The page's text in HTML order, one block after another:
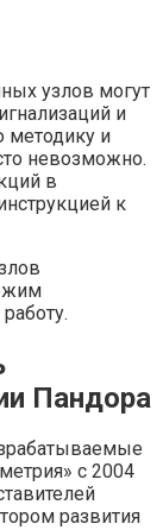
узлов могут
и
методику и
невозможно.
в
к
Пандора
с 2004
развития